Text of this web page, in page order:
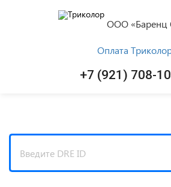
ООО «Баренц
Оплата
+7 (921) 708-